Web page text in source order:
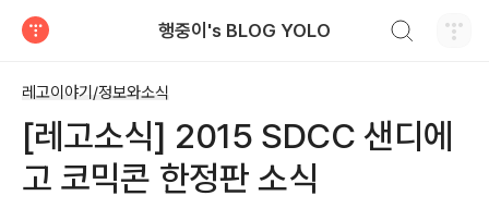
행중이's BLOG YOLO
레고이야기/정보와소식
[레고소식] 2015 SDCC 샌디에
고 코믹콘 한정판 소식